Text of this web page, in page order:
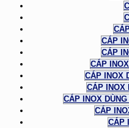
CÁP
CÁP
CÁP
CÁP INOX
CÁP INOX
CÁP INOX
CÁP
CÁP